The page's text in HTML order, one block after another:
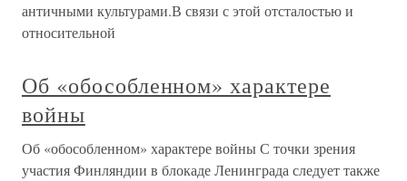
античными культурами.В связи с этой отсталостью и
относительной
Об «обособленном» характере
войны
Об «обособленном» характере войны С точки зрения
участия Финляндии в блокаде Ленинграда следует также